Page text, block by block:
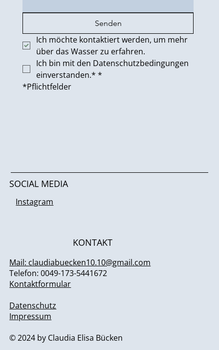
Senden
Ich möchte kontaktiert werden, um mehr
über das Wasser zu erfahren.
Ich bin mit den Datenschutzbedingungen
einverstanden.* *
*Pflichtfelder
SOCIAL MEDIA
Instagram
Mail: claudiabuecken10.10@gmail.com
Telefon: 0049-173-5441672
Kontaktformular
Datenschutz
Impressum
© 2024 by Claudia Elisa Bücken
KONTAKT